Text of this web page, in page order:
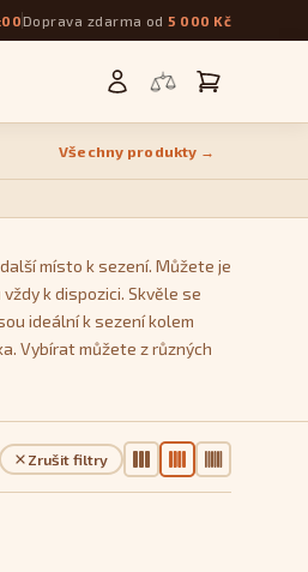
Doprava zdarma od 5 000 Kč
Všechny produkty →
místo k sezení. Můžete je
k dispozici. Skvěle se
ideální k sezení kolem
Vybírat můžete z různých
Zrušit filtry